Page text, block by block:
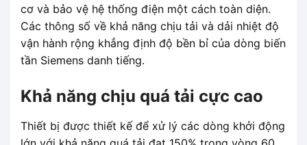
cơ và bảo vệ hệ thống điện một cách toàn diện.
Các thông số về khả năng chịu tải và dải nhiệt độ
vận hành rộng khẳng định độ bền bỉ của dòng biến
tần Siemens danh tiếng.
Khả năng chịu quá tải cực cao
Thiết bị được thiết kế để xử lý các dòng khởi động